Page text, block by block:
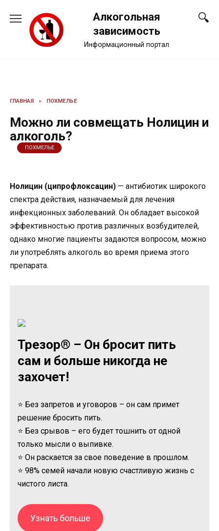
содержанию
Алкогольная
зависимость
Информационный портал
ГЛАВНАЯ » ПОХМЕЛЬЕ
Можно ли совмещать Нолицин и
алкоголь?
ПОХМЕЛЬЕ
Нолицин (ципрофлоксацин) — антибиотик широкого
спектра действия, назначаемый для лечения
инфекционных заболеваний. Он обладает высокой
эффективностью против различных возбудителей,
однако многие пациенты задаются вопросом, можно
ли употреблять алкоголь во время приема этого
препарата.
Трезор® – Он бросит пить
сам и больше никогда не
захочет!
⭐ Без запретов и уговоров – он сам примет
решение бросить пить.
⭐ Без срывов – его будет тошнить от одной
только мысли о выпивке.
⭐ Он раскается за свое поведение в прошлом.
⭐ 98% семей начали новую счастливую жизнь с
чистого листа.
Узнать больше